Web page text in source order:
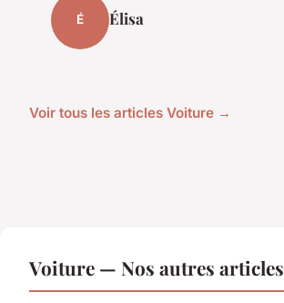
É Élisa
Voir tous les articles Voiture →
Voiture — Nos autres articles